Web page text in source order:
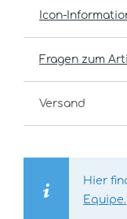
Icon-
Fragen zum
Versand
Hier
Equipe.